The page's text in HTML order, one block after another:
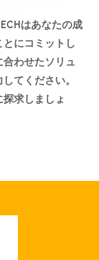
はあなたの成
にコミットし
わせたソリュ
てください。
求しましょ